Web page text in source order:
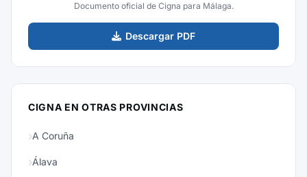
Documento oficial de Cigna para Málaga.
Descargar PDF
CIGNA EN OTRAS PROVINCIAS
A Coruña
Álava